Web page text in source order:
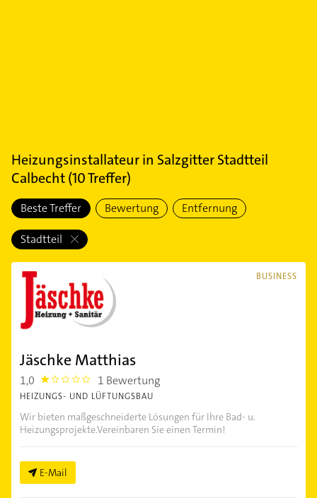
Heizungsinstallateurin Salzgitter Stadtteil
Calbecht(10Treffer)
Beste Treffer Bewertung Entfernung
Stadtteil
BUSINESS
Jäschke Matthias
1,0 1.0 1 Bewertung
HEIZUNGS- UND LÜFTUNGSBAU
Wir bieten maßgeschneiderte Lösungen für Ihre Bad- u.
Heizungsprojekte.Vereinbaren Sie einen Termin!
E-Mail